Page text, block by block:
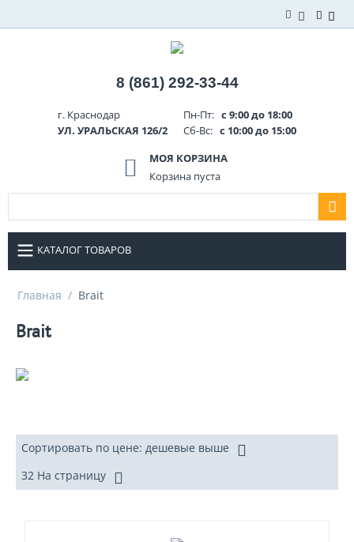
8 (861) 292-33-44
г. Краснодар
УЛ. УРАЛЬСКАЯ 126/2
Пн-Пт: с 9:00 до 18:00
Сб-Вс: с 10:00 до 15:00
МОЯ КОРЗИНА
Корзина пуста
КАТАЛОГ ТОВАРОВ
Главная / Brait
Brait
Сортировать по цене: дешевые выше
32 На страницу